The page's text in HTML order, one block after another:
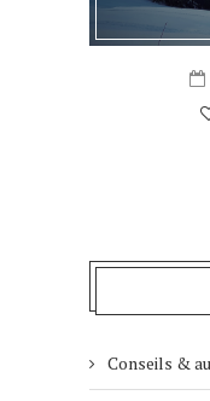
Conseils &